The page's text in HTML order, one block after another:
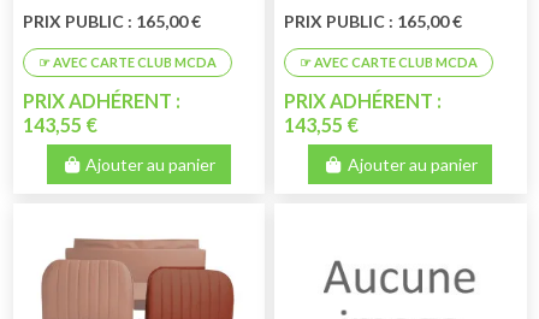
PRIX PUBLIC : 165,00 €
PRIX ADHÉRENT :
143,55 €
Ajouter au panier
PRIX PUBLIC : 165,00 €
PRIX ADHÉRENT :
143,55 €
Ajouter au panier